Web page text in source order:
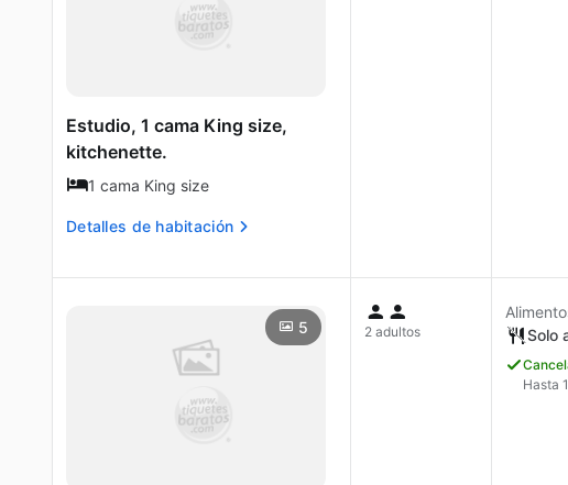
Estudio, 1 cama King size,
kitchenette.
1 cama King size
Detalles de habitación
5 2 adultos
Solo
Hasta